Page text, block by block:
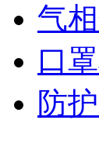
气
口
防